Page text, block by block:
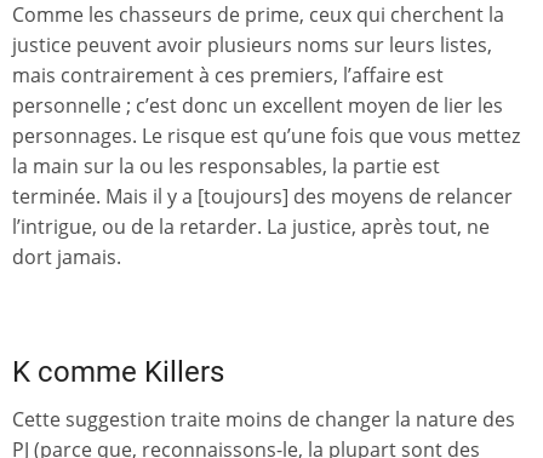
Comme les chasseurs de prime, ceux qui cherchent la
justice peuvent avoir plusieurs noms sur leurs listes,
mais contrairement à ces premiers, l’affaire est
personnelle ; c’est donc un excellent moyen de lier les
personnages. Le risque est qu’une fois que vous mettez
la main sur la ou les responsables, la partie est
terminée. Mais il y a [toujours] des moyens de relancer
l’intrigue, ou de la retarder. La justice, après tout, ne
dort jamais.
K comme Killers
Cette suggestion traite moins de changer la nature des
PJ (parce que, reconnaissons-le, la plupart sont des